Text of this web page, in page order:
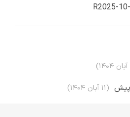
R2025-
)
(۱۱ آبان ۱۴۰۴ )